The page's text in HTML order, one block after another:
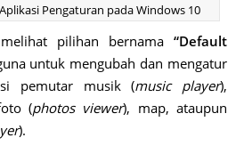
Pengaturan pada Windows 10
pilihan bernama “Default
untuk mengubah dan mengatur
pemutar musik (music player),
(photos viewer), map, ataupun
).